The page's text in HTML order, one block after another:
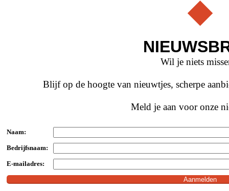
Wil je niets
Blijf op de hoogte van nieuwtjes, scherpe
Meld je aan voor onze
Naam:
Bedrijfsnaam:
E-mailadres: